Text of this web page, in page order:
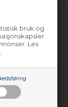
bruk og
Les